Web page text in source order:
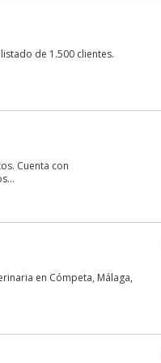
de 1.500 clientes.
Cuenta con
en Cómpeta, Málaga,